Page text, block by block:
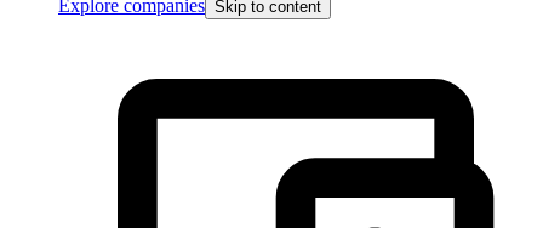
Explore companies Skip to content